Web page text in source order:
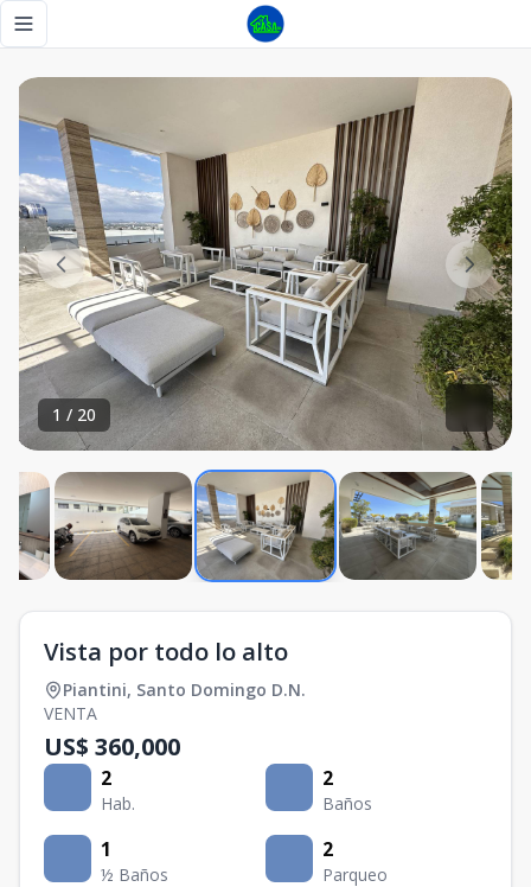
Toggle navigation menu
1 / 20
Vista por todo lo alto
Piantini, Santo Domingo D.N.
VENTA
US$ 360,000
2
Hab.
2
Baños
1
½ Baños
2
Parqueo
Vista por todo lo alto - Tu Casa RD